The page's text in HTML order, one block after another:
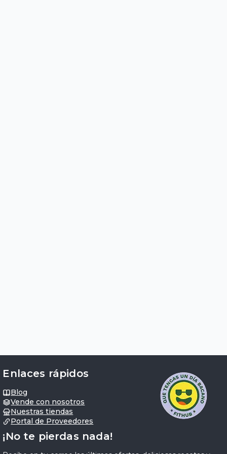
Enlaces rápidos
Blog
Vende con nosotros
Nuestras tiendas
Portal de Proveedores
¡No te pierdas nada!